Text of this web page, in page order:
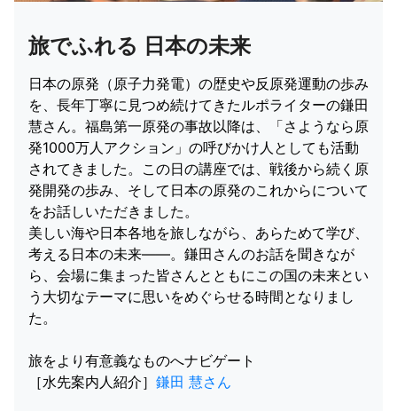
旅でふれる 日本の未来
日本の原発（原子力発電）の歴史や反原発運動の歩み
を、長年丁寧に見つめ続けてきたルポライターの鎌田
慧さん。福島第一原発の事故以降は、「さようなら原
発1000万人アクション」の呼びかけ人としても活動
されてきました。この日の講座では、戦後から続く原
発開発の歩み、そして日本の原発のこれからについて
をお話しいただきました。
美しい海や日本各地を旅しながら、あらためて学び、
考える日本の未来――。鎌田さんのお話を聞きなが
ら、会場に集まった皆さんとともにこの国の未来とい
う大切なテーマに思いをめぐらせる時間となりまし
た。
旅をより有意義なものへナビゲート
［水先案内人紹介］ 鎌田 慧さん